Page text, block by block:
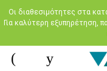
Oι διαθεσιμότητες στα
Για καλύτερη εξυπηρέτηση,